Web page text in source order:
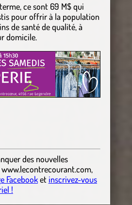
ce sont 69 M$ qui
pour offrir à la population
de santé de qualité, à
domicile.
des nouvelles
www.lecontrecourant.com,
Facebooket inscrivez-vous
!